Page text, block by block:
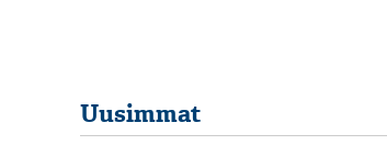
Uusimmat